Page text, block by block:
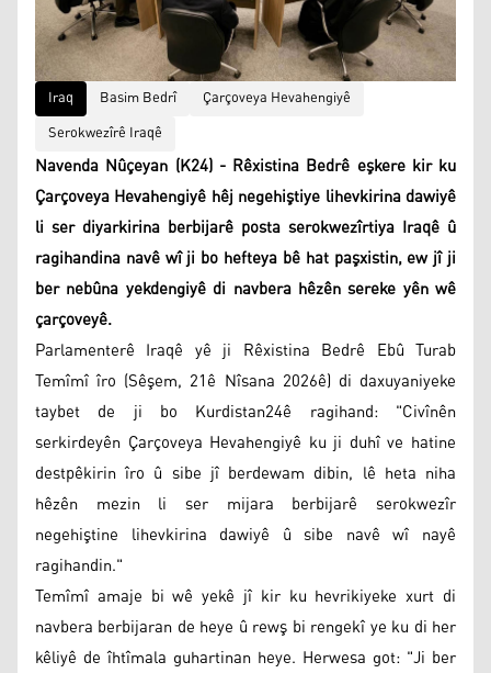
Iraq Basim Bedrî
Çarçoveya Hevahengiyê
Serokwezîrê Iraqê
Navenda Nûçeyan (K24) - Rêxistina Bedrê eşkere kir ku
Çarçoveya Hevahengiyê hêj negehiştiye lihevkirina dawiyê
li ser diyarkirina berbijarê posta serokwezîrtiya Iraqê û
ragihandina navê wî ji bo hefteya bê hat paşxistin, ew jî ji
ber nebûna yekdengiyê di navbera hêzên sereke yên wê
çarçoveyê.
Parlamenterê Iraqê yê ji Rêxistina Bedrê Ebû Turab
Temîmî îro (Sêşem, 21ê Nîsana 2026ê) di daxuyaniyeke
taybet de ji bo Kurdistan24ê ragihand: "Civînên
serkirdeyên Çarçoveya Hevahengiyê ku ji duhî ve hatine
destpêkirin îro û sibe jî berdewam dibin, lê heta niha
hêzên mezin li ser mijara berbijarê serokwezîr
negehiştine lihevkirina dawiyê û sibe navê wî nayê
ragihandin."
Temîmî amaje bi wê yekê jî kir ku hevrikiyeke xurt di
navbera berbijaran de heye û rewş bi rengekî ye ku di her
kêliyê de îhtîmala guhartinan heye. Herwesa got: "Ji ber